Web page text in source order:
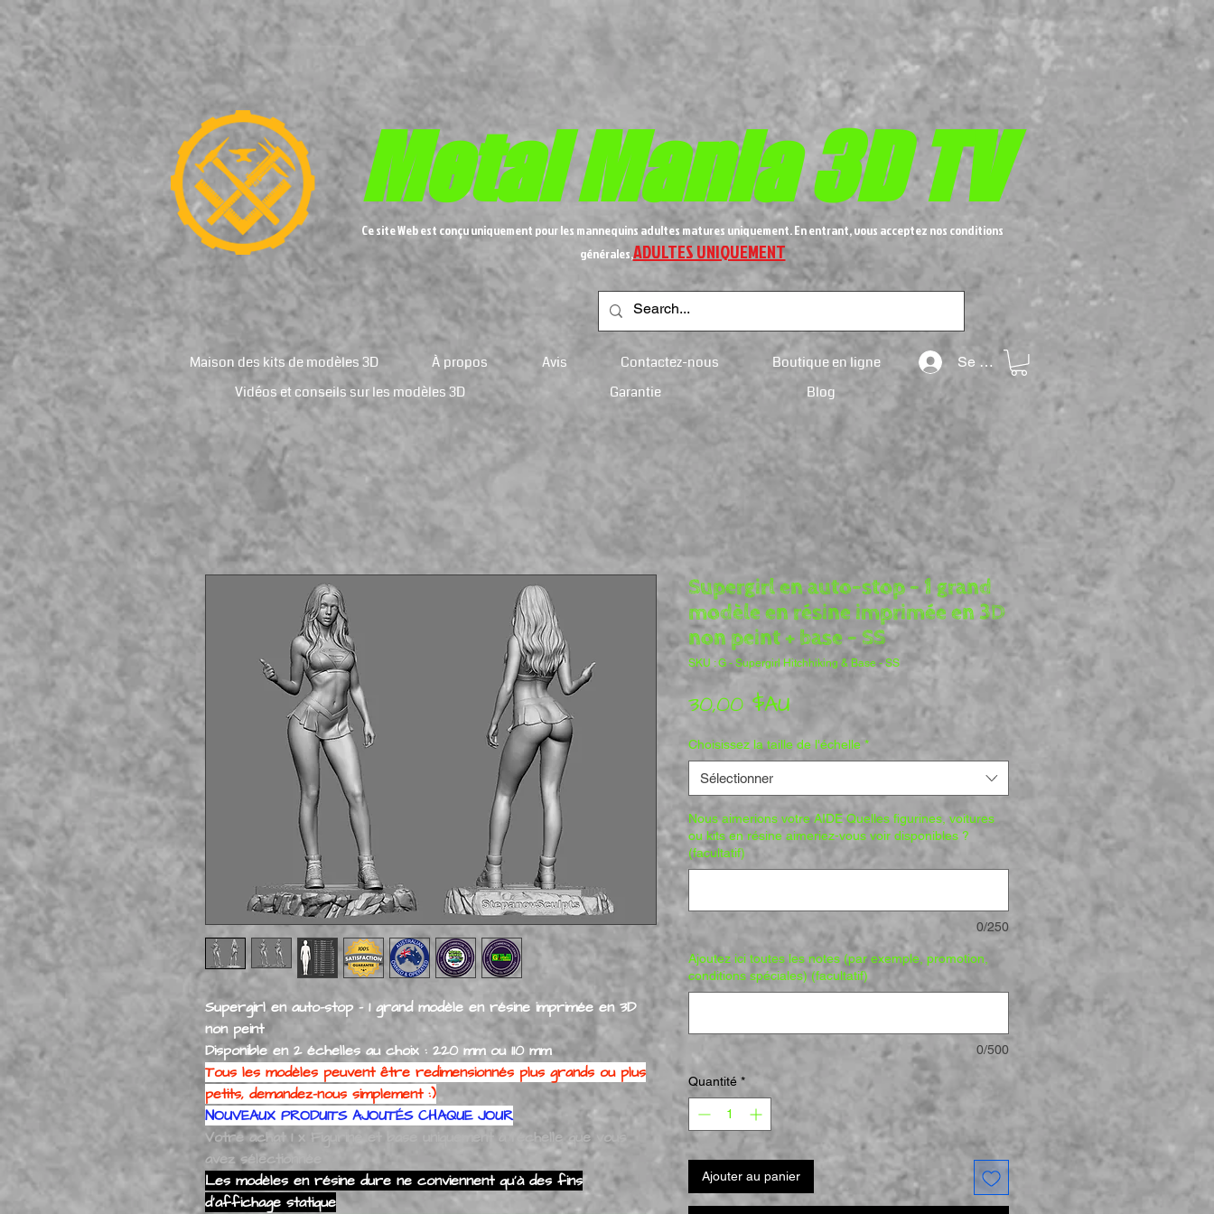
MetalMania 3D TV
Ce site Web est conçu uniquement pour les mannequins adultes matures uniquement. En entrant, vous acceptez nos conditions
générales,ADULTES UNIQUEMENT
Maison des kits de modèles 3D À propos Avis Contactez-nous
Boutique en ligne
Vidéos et conseils sur les modèles 3D
Garantie Blog
Se connecter
Supergirl en auto-stop - 1 grand modèle en résine imprimée en 3D
non peint
Disponible en 2 échelles au choix : 220 mm ou 110 mm
Tous les modèles peuvent être redimensionnés plus grands ou plus
petits, demandez-nous simplement :)
NOUVEAUX PRODUITS AJOUTÉS CHAQUE JOUR
Votre achat 1 x Figurine et base uniquement à l'échelle que vous
avez sélectionnée
Les modèles en résine dure ne conviennent qu'à des fins
d'affichage statique
Supergirl en auto-stop - 1 grand
modèle en résine imprimée en 3D
non peint + base - SS
SKU : G - Supergirl Hitchhiking & Base - SS
30,00 $AUPrix
Choisissez la taille de l'échelle *
Sélectionner
Nous aimerions votre AIDE Quelles figurines, voitures
ou kits en résine aimeriez-vous voir disponibles ?
(facultatif)
0/250
Ajoutez ici toutes les notes (par exemple, promotion,
conditions spéciales) (facultatif)
0/500
Quantité *
Ajouter au panier